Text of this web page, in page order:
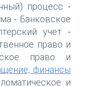
процесс -
- Банковское
учет -
право и
право и
финансы
и